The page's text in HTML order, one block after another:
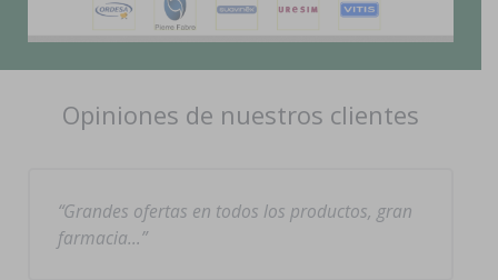
Opiniones de nuestros clientes
Grandes ofertas en todos los productos, gran
farmacia…